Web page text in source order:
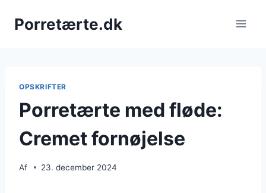
Porretærte.dk
OPSKRIFTER
Porretærte med fløde:
Cremet fornøjelse
Af 23. december 2024